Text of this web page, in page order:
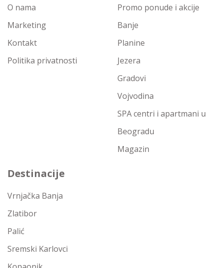
O nama
Marketing
Kontakt
Politika privatnosti
Promo ponude i akcije
Banje
Planine
Jezera
Gradovi
Vojvodina
SPA centri i apartmani u
Beogradu
Magazin
Destinacije
Vrnjačka Banja
Zlatibor
Palić
Sremski Karlovci